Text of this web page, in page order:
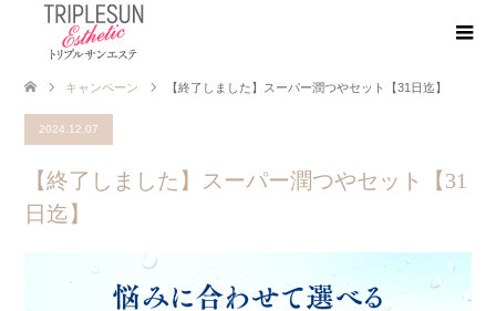
キャンペーン 【終了しました】スーパー潤つやセット【31日迄】
2024.12.07
【終了しました】スーパー潤つやセット【31
日迄】